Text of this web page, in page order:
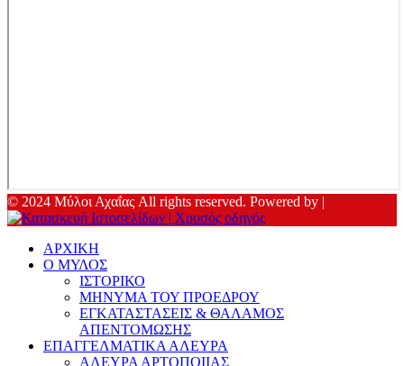
© 2024 Μύλοι Αχαΐας All rights reserved. Powered by |
ΑΡΧΙΚΗ
Ο ΜΥΛΟΣ
ΙΣΤΟΡΙΚΟ
ΜΗΝΥΜΑ ΤΟΥ ΠΡΟΕΔΡΟΥ
ΕΓΚΑΤΑΣΤΑΣΕΙΣ & ΘΑΛΑΜΟΣ
ΑΠΕΝΤΟΜΩΣΗΣ
ΕΠΑΓΓΕΛΜΑΤΙΚΑ ΑΛΕΥΡΑ
ΑΛΕΥΡΑ ΑΡΤΟΠΟΙΙΑΣ